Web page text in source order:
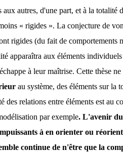
autres, d'une part, et à la totalité
« rigides ». La conjecture de
rigides (du fait de comportements
apparaîtra aux éléments
à leur maîtrise. Cette thèse
au système, des éléments sur la
des relations entre éléments est au
par exemple. L'avenir du
à en orienter ou
continue de n'être que la